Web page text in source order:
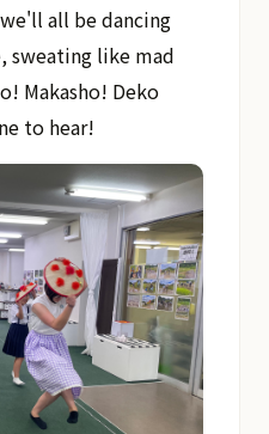
all be dancing
sweating like mad
Makasho! Deko
to hear!